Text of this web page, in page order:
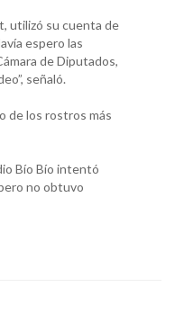
utilizó su cuenta de
espero las
de Diputados,
señaló.
de los rostros más
Bío Bío intentó
no obtuvo